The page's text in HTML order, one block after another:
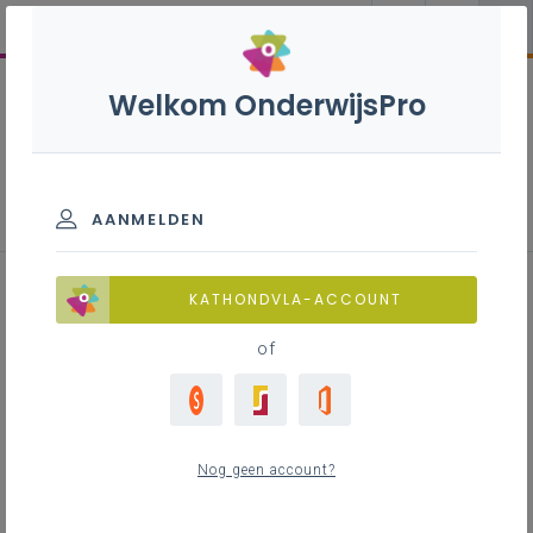
Inhoudstafel
Welkom OnderwijsPro
AANMELDEN
KATHONDVLA-ACCOUNT
of
Nog geen account?